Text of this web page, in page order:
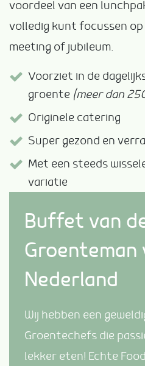
voordeel van een
volledig kunt focussen op
meeting of jubileum.
Voorziet in de
groente (meer dan
Originele catering
Super gezond en
Met een steeds
variatie
Buffet van
Groenteman
Nederland
Wij hebben een
Groentechefs die
lekker eten! Echte